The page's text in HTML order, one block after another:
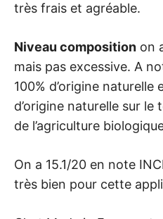
très frais et agréable.
Niveau composition on
mais pas excessive. A
100% d’origine naturelle
d’origine naturelle sur le
de l’agriculture
On a 15.1/20 en note
très bien pour cette